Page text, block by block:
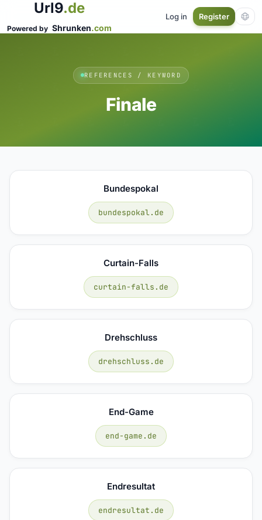
Url9.de
Powered by Shrunken.com
Log in Register
REFERENCES / KEYWORD
Finale
Bundespokal
bundespokal.de
Curtain-Falls
curtain-falls.de
Drehschluss
drehschluss.de
End-Game
end-game.de
Endresultat
endresultat.de